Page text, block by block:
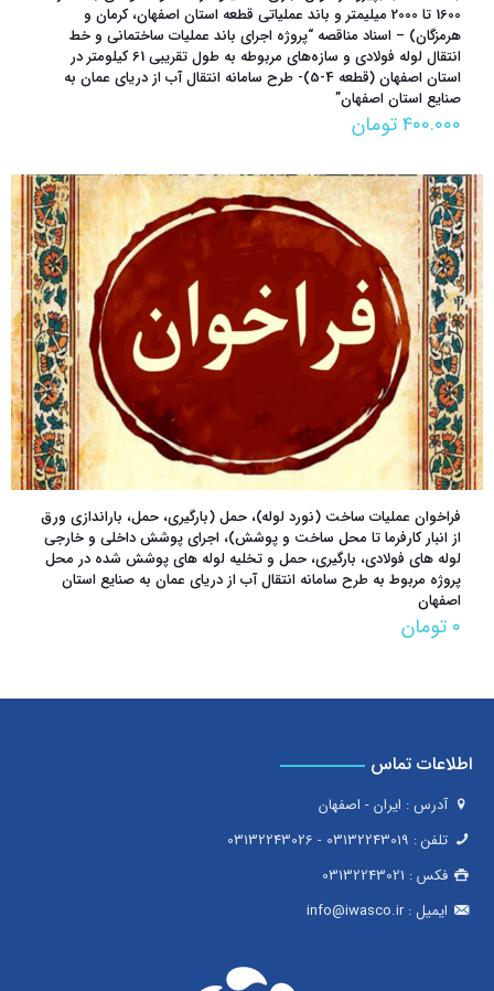
1600 تا 2000 میلیمتر و باند عملیاتی قطعه استان اصفهان، کرمان و
هرمزگان) – اسناد مناقصه “پروژه اجرای باند عملیات ساختمانی و خط
انتقال لوله فولادی و سازه‌های مربوطه به طول تقریبی 61 کیلومتر در
استان اصفهان (قطعه 4-5)- طرح سامانه انتقال آب از دریای عمان به
صنایع استان اصفهان”
۴۰۰.۰۰۰تومان
فراخوان عمليات ساخت (نورد لوله)، حمل (بارگیری، حمل، باراندازی ورق
از انبار کارفرما تا محل ساخت و پوشش)، اجرای پوشش داخلی و خارجی
لوله های فولادی، بارگیری، حمل و تخلیه لوله های پوشش شده در محل
پروژه مربوط به طرح سامانه انتقال آب از دریای عمان به صنایع استان
اصفهان
۰ تومان
اطلاعات تماس
آدرس : ایران - اصفهان
تلفن : 03132243019
-
03132243026
فکس : 03132243021
ایمیل :info@iwasco.ir